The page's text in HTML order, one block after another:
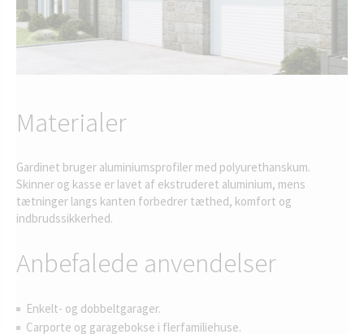
Materialer
Gardinet bruger aluminiumsprofiler med polyurethanskum.
Skinner og kasse er lavet af ekstruderet aluminium, mens
tætninger langs kanten forbedrer tæthed, komfort og
indbrudssikkerhed.
Anbefalede anvendelser
Enkelt- og dobbeltgarager.
Carporte og garagebokse i flerfamiliehuse.